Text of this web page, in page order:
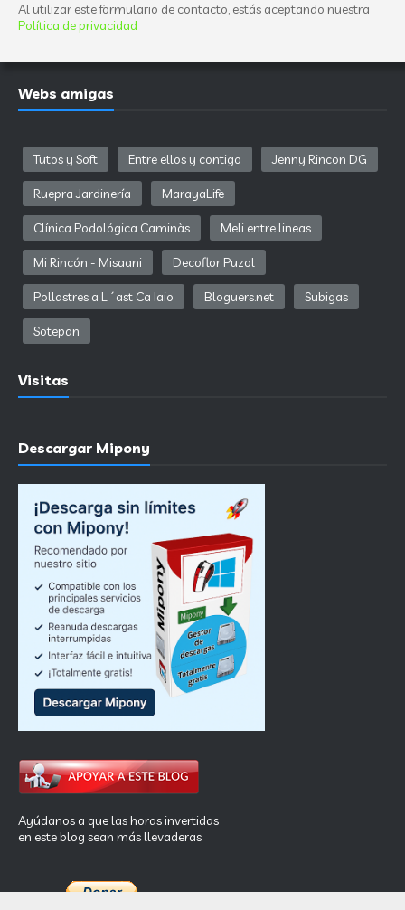
Al utilizar este formulario de contacto, estás aceptando nuestra
Política de privacidad
Webs amigas
Tutos y Soft Entre ellos y contigo Jenny Rincon DG
Ruepra Jardinería MarayaLife
Clínica Podológica Caminàs Meli entre lineas
Mi Rincón - Misaani Decoflor Puzol
Pollastres a L´ast Ca Iaio Bloguers.net Subigas
Sotepan
Visitas
Descargar Mipony
Ayúdanos a que las horas invertidas
en este blog sean más llevaderas